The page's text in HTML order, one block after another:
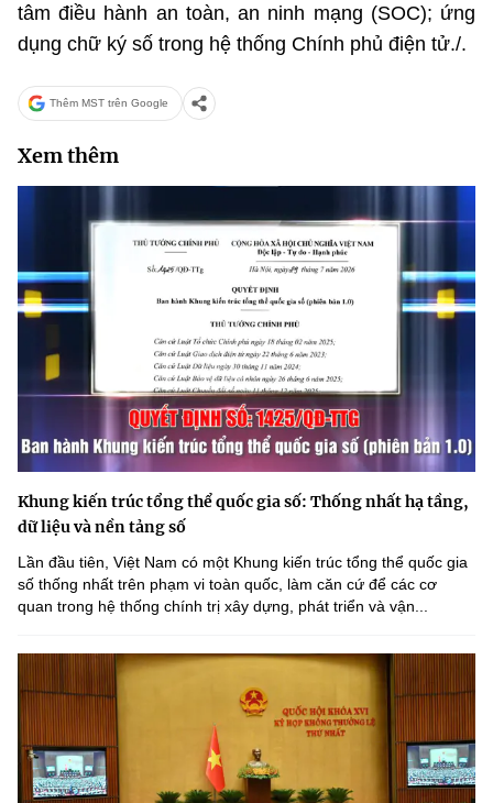
tâm điều hành an toàn, an ninh mạng (SOC); ứng
dụng chữ ký số trong hệ thống Chính phủ điện tử./.
Thêm MST trên Google
Xem thêm
Khung kiến trúc tổng thể quốc gia số: Thống nhất hạ tầng,
dữ liệu và nền tảng số
Lần đầu tiên, Việt Nam có một Khung kiến trúc tổng thể quốc gia
số thống nhất trên phạm vi toàn quốc, làm căn cứ để các cơ
quan trong hệ thống chính trị xây dựng, phát triển và vận...